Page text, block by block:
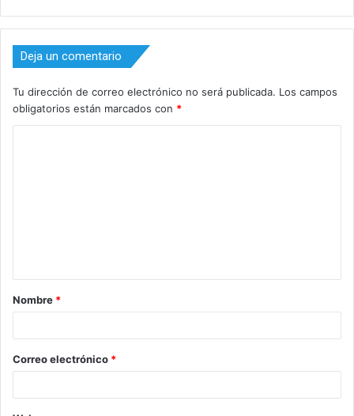
Deja un comentario
Tu dirección de correo electrónico no será publicada. Los campos
obligatorios están marcados con *
a
r
*
Nombre *
Correo electrónico *